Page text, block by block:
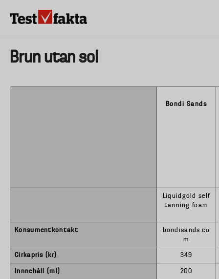
Huvudmeny
HEM & HUSHÅLL LIVSMEDEL
Brun utan sol
Konsumentkontakt
Cirkapris (kr)
Innnehåll (ml)
Bondi Sands
Liquidgold self
tanning foam
bondisands.co
m
349
200